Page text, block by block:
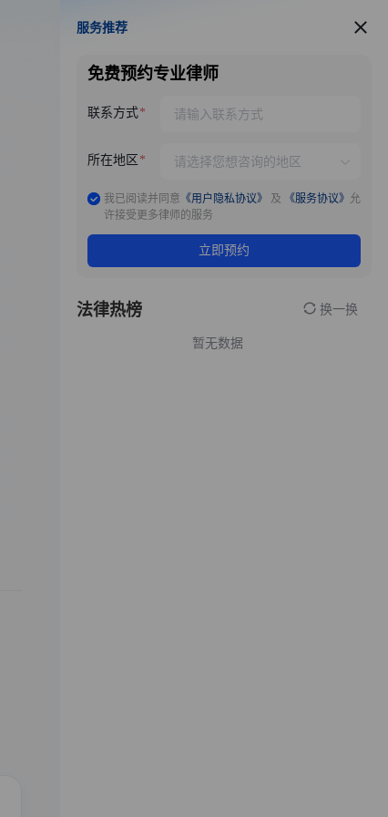
服务推荐
服务推荐
免费预约专业律师
联系方式
所在地区
我已阅读并同意 《用户隐私协议》 及 《服务协议》 允
许接受更多律师的服务
立即预约
法律热榜 换一换
暂无数据